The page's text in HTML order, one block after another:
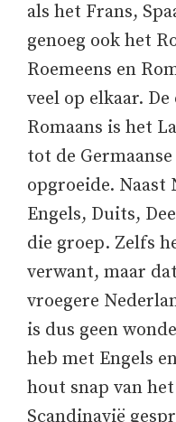
als het Frans,
genoeg ook het
Roemeens en
veel op elkaar.
Romaans is het
tot de
opgroeide. Naast
Engels, Duits,
die groep. Zelfs
verwant, maar
vroegere
is dus geen
heb met Engels
hout snap van
Scandinavië